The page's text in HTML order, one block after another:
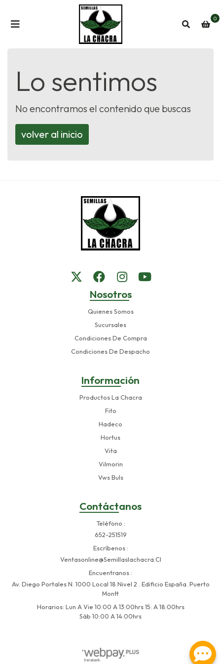
0
Lo sentimos
No encontramos el contenido que buscas
volver al inicio
Nosotros
Quienes Somos
Sucursales
Condiciones De Compra
Condiciones De Despacho
Información
Productos La Chacra
Fito
Hadeco
Hortus
Vita
Vilmorin
Vws Buls
Contáctanos
Teléfono
652-251519
Escríbenos
Ventasonline@semillaslachacra.cl
Encuentranos
Av. Diego Portales N. 1000 Local 18 Nivel 2 . Edificio España. Puerto
Montt
Horarios: Lun A Vie 10:00 A 13:00hrs 15: A 18:00hrs
Sáb 10:00 A 14:00hrs